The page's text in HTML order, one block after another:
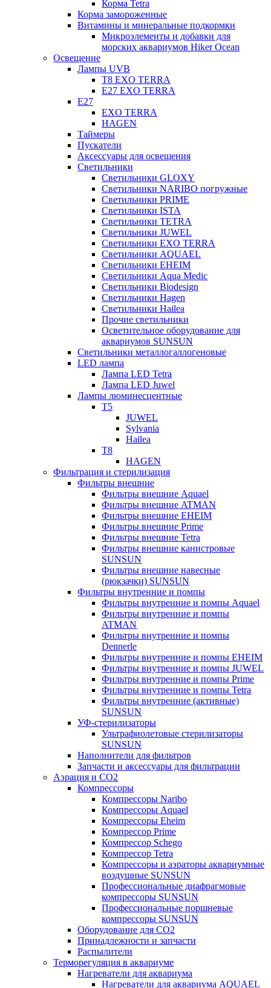
Корма Tetra
Корма замороженные
Витамины и минеральные подкормки
Микроэлементы и добавки для
морских аквариумов Hiker Ocean
Освещение
Лампы UVB
Т8 EXO TERRA
Е27 EXO TERRA
Е27
EXO TERRA
HAGEN
Таймеры
Пускатели
Аксессуары для освещения
Светильники
Светильники GLOXY
Светильники NARIBO погружные
Светильники PRIME
Светильники ISTA
Светильники TETRA
Светильники JUWEL
Светильники EXO TERRA
Светильники AQUAEL
Светильники EHEIM
Светильники Aqua Medic
Светильники Biodesign
Светильники Hagen
Светильники Hailea
Прочие светильники
Осветительное оборудование для
аквариумов SUNSUN
Светильники металлогаллогеновые
LED лампа
Лампа LED Tetra
Лампа LED Juwel
Лампы люминесцентные
T5
JUWEL
Sylvania
Hailea
T8
HAGEN
Фильтрация и стерилизация
Фильтры внешние
Фильтры внешние Aquael
Фильтры внешние ATMAN
Фильтры внешние EHEIM
Фильтры внешние Prime
Фильтры внешние Tetra
Фильтры внешние канистровые
SUNSUN
Фильтры внешние навесные
(рюкзачки) SUNSUN
Фильтры внутренние и помпы
Фильтры внутренние и помпы Aquael
Фильтры внутренние и помпы
ATMAN
Фильтры внутренние и помпы
Dennerle
Фильтры внутренние и помпы EHEIM
Фильтры внутренние и помпы JUWEL
Фильтры внутренние и помпы Prime
Фильтры внутренние и помпы Tetra
Фильтры внутренние (активные)
SUNSUN
УФ-стерилизаторы
Ультрафиолетовые стерилизаторы
SUNSUN
Наполнители для фильтров
Запчасти и аксессуары для фильтрации
Аэрация и CO2
Компрессоры
Компрессоры Naribo
Компрессоры Aquael
Компрессоры Eheim
Компрессор Prime
Компрессор Schego
Компрессор Tetra
Компрессоры и аэраторы аквариумные
воздушные SUNSUN
Профессиональные диафрагмовые
компрессоры SUNSUN
Профессиональные поршневые
компрессоры SUNSUN
Оборудование для CO2
Принадлежности и запчасти
Распылители
Терморегуляция в аквариуме
Нагреватели для аквариума
Нагреватели для аквариума AQUAEL